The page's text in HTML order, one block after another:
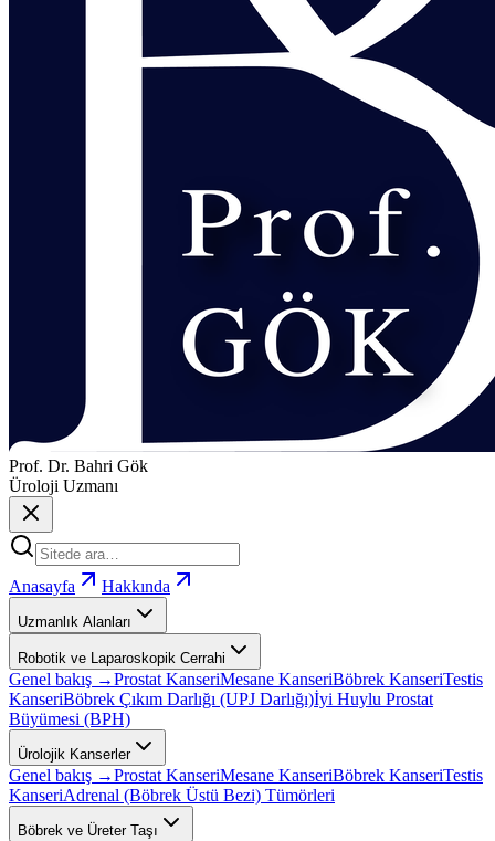
Prof. Dr. Bahri Gök
Üroloji Uzmanı
Anasayfa Hakkında
Uzmanlık Alanları
Robotik ve Laparoskopik Cerrahi
Genel bakış →Prostat KanseriMesane KanseriBöbrek KanseriTestis
KanseriBöbrek Çıkım Darlığı (UPJ Darlığı)İyi Huylu Prostat
Büyümesi (BPH)
Ürolojik Kanserler
Genel bakış →Prostat KanseriMesane KanseriBöbrek KanseriTestis
KanseriAdrenal (Böbrek Üstü Bezi) Tümörleri
Böbrek ve Üreter Taşı